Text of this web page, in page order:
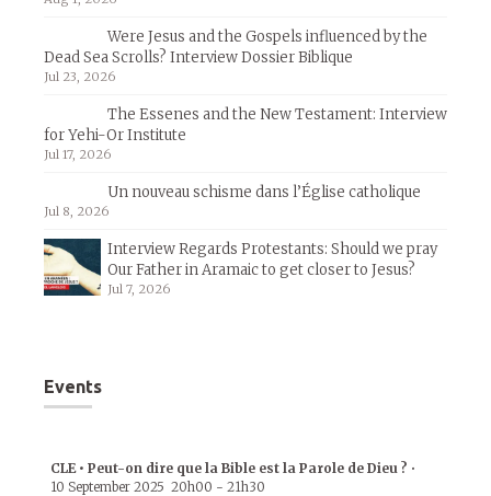
Were Jesus and the Gospels influenced by the
Dead Sea Scrolls? Interview Dossier Biblique
Jul 23, 2026
The Essenes and the New Testament: Interview
for Yehi-Or Institute
Jul 17, 2026
Un nouveau schisme dans l’Église catholique
Jul 8, 2026
Interview Regards Protestants: Should we pray
Our Father in Aramaic to get closer to Jesus?
Jul 7, 2026
Events
CLE • Peut-on dire que la Bible est la Parole de Dieu ? •
10 September 2025 20h00 - 21h30